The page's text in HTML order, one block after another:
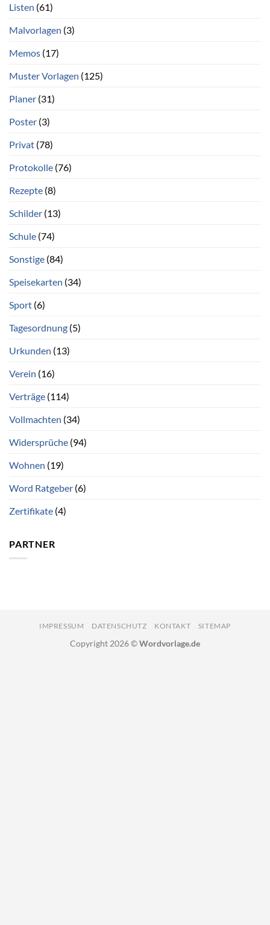
Listen (61)
Malvorlagen (3)
Memos (17)
Muster Vorlagen (125)
Planer (31)
Poster (3)
Privat (78)
Protokolle (76)
Rezepte (8)
Schilder (13)
Schule (74)
Sonstige (84)
Speisekarten (34)
Sport (6)
Tagesordnung (5)
Urkunden (13)
Verein (16)
Verträge (114)
Vollmachten (34)
Widersprüche (94)
Wohnen (19)
Word Ratgeber (6)
Zertifikate (4)
PARTNER
IMPRESSUM DATENSCHUTZ KONTAKT SITEMAP
Copyright 2026 ©Wordvorlage.de